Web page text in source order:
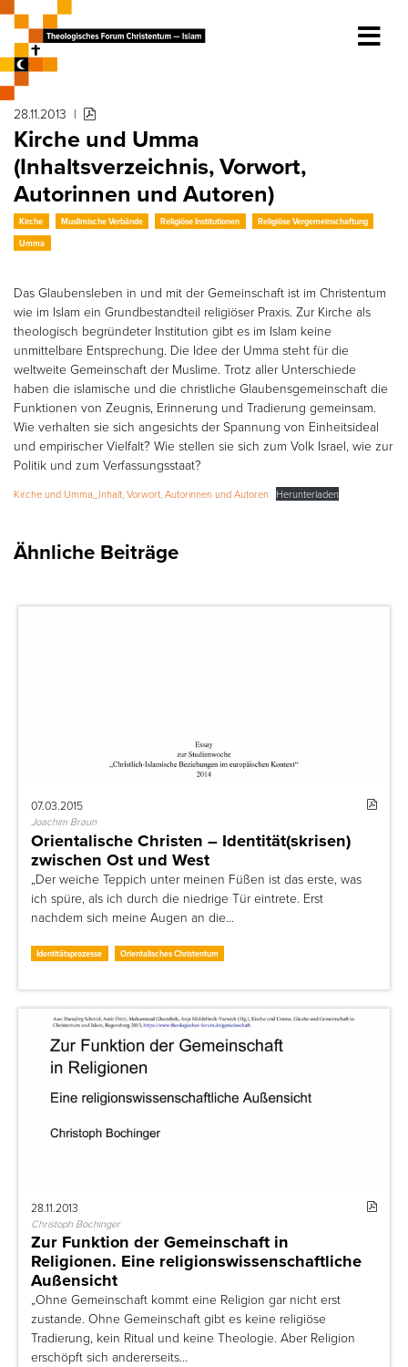
28.11.2013 |
Kirche und Umma
(Inhaltsverzeichnis, Vorwort,
Autorinnen und Autoren)
Kirche Muslimische Verbände Religiöse Institutionen
Religiöse Vergemeinschaftung
Umma
Das Glaubensleben in und mit der Gemeinschaft ist im Christentum
wie im Islam ein Grundbestandteil religiöser Praxis. Zur Kirche als
theologisch begründeter Institution gibt es im Islam keine
unmittelbare Entsprechung. Die Idee der Umma steht für die
weltweite Gemeinschaft der Muslime. Trotz aller Unterschiede
haben die islamische und die christliche Glaubensgemeinschaft die
Funktionen von Zeugnis, Erinnerung und Tradierung gemeinsam.
Wie verhalten sie sich angesichts der Spannung von Einheitsideal
und empirischer Vielfalt? Wie stellen sie sich zum Volk Israel, wie zur
Politik und zum Verfassungsstaat?
Kirche und Umma_Inhalt, Vorwort, Autorinnen und Autoren Herunterladen
Ähnliche Beiträge
07.03.2015
Joachim Braun
Orientalische Christen – Identität(skrisen)
zwischen Ost und West
„Der weiche Teppich unter meinen Füßen ist das erste, was
ich spüre, als ich durch die niedrige Tür eintrete. Erst
nachdem sich meine Augen an die…
Identitätsprozesse Orientalisches Christentum
28.11.2013
Christoph Bochinger
Zur Funktion der Gemeinschaft in
Religionen. Eine religionswissenschaftliche
Außensicht
„Ohne Gemeinschaft kommt eine Religion gar nicht erst
zustande. Ohne Gemeinschaft gibt es keine religiöse
Tradierung, kein Ritual und keine Theologie. Aber Religion
erschöpft sich andererseits…